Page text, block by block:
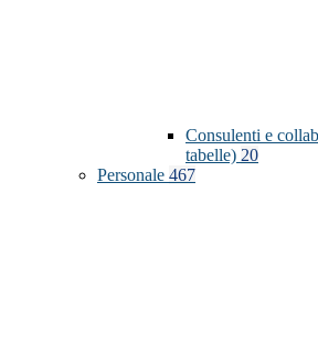
Consulenti e
tabelle) 20
Personale 467